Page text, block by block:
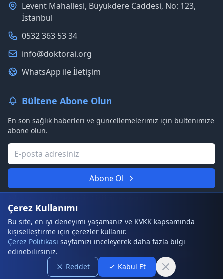
Levent Mahallesi, Büyükdere Caddesi, No: 123,
İstanbul
0532 363 53 34
info@doktorai.org
WhatsApp ile İletişim
Bültene Abone Olun
En son sağlık haberleri ve güncellemelerimiz için bültenimize
abone olun.
Abone Ol
© 2026 DoktorAI. Tüm hakları saklıdır.
Kullanım Şartları
Sıkça Sorulan Sorular
Site Haritası
Çerez Kullanımı
Bu site, en iyi deneyimi yaşamanız ve KVKK kapsamında
kişiselleştirme için çerezler kullanır.
Çerez Politikası sayfamızı inceleyerek daha fazla bilgi
edinebilirsiniz.
Reddet
Kabul Et